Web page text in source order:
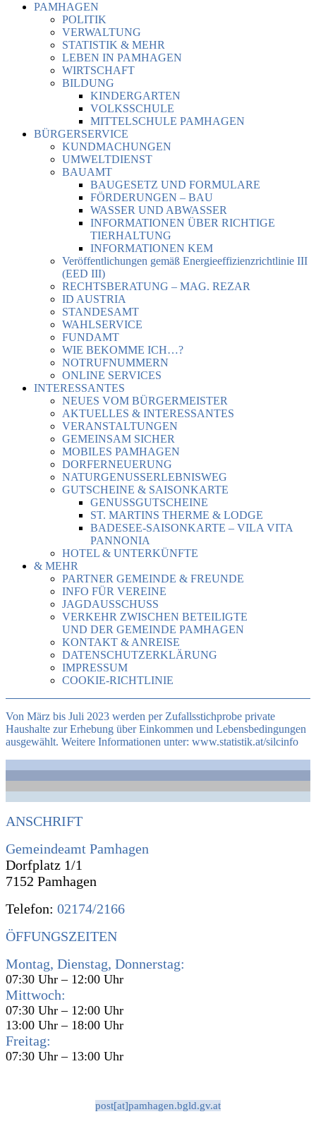
PAMHAGEN
POLITIK
VERWALTUNG
STATISTIK & MEHR
LEBEN IN PAMHAGEN
WIRTSCHAFT
BILDUNG
KINDERGARTEN
VOLKSSCHULE
MITTELSCHULE PAMHAGEN
BÜRGERSERVICE
KUNDMACHUNGEN
UMWELTDIENST
BAUAMT
BAUGESETZ UND FORMULARE
FÖRDERUNGEN – BAU
WASSER UND ABWASSER
INFORMATIONEN ÜBER RICHTIGE
TIERHALTUNG
INFORMATIONEN KEM
Veröffentlichungen gemäß Energieeffizienzrichtlinie III
(EED III)
RECHTSBERATUNG – MAG. REZAR
ID AUSTRIA
STANDESAMT
WAHLSERVICE
FUNDAMT
WIE BEKOMME ICH…?
NOTRUFNUMMERN
ONLINE SERVICES
INTERESSANTES
NEUES VOM BÜRGERMEISTER
AKTUELLES & INTERESSANTES
VERANSTALTUNGEN
GEMEINSAM SICHER
MOBILES PAMHAGEN
DORFERNEUERUNG
NATURGENUSSERLEBNISWEG
GUTSCHEINE & SAISONKARTE
GENUSSGUTSCHEINE
ST. MARTINS THERME & LODGE
BADESEE-SAISONKARTE – VILA VITA
PANNONIA
HOTEL & UNTERKÜNFTE
& MEHR
PARTNER GEMEINDE & FREUNDE
INFO FÜR VEREINE
JAGDAUSSCHUSS
VERKEHR ZWISCHEN BETEILIGTE
UND DER GEMEINDE PAMHAGEN
KONTAKT & ANREISE
DATENSCHUTZERKLÄRUNG
IMPRESSUM
COOKIE-RICHTLINIE
Von März bis Juli 2023 werden per Zufallsstichprobe private
Haushalte zur Erhebung über Einkommen und Lebensbedingungen
ausgewählt. Weitere Informationen unter: www.statistik.at/silcinfo
ANSCHRIFT
Gemeindeamt Pamhagen
Dorfplatz 1/1
7152 Pamhagen
Telefon: 02174/2166
ÖFFUNGSZEITEN
Montag, Dienstag, Donnerstag:
07:30 Uhr – 12:00 Uhr
Mittwoch:
07:30 Uhr – 12:00 Uhr
13:00 Uhr – 18:00 Uhr
Freitag:
07:30 Uhr – 13:00 Uhr
post[at]pamhagen.bgld.gv.at